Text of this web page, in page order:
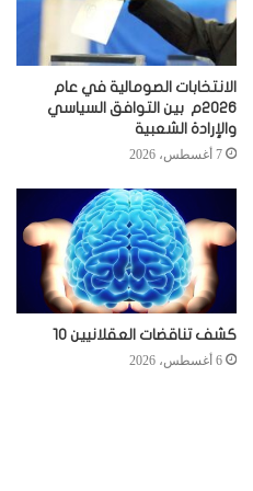
الانتخابات الصومالية في عام
2026م بين التوافق السياسي
والإرادة الشعبية
7 أغسطس، 2026
كشف تناقضات العقلانيين 10
6 أغسطس، 2026